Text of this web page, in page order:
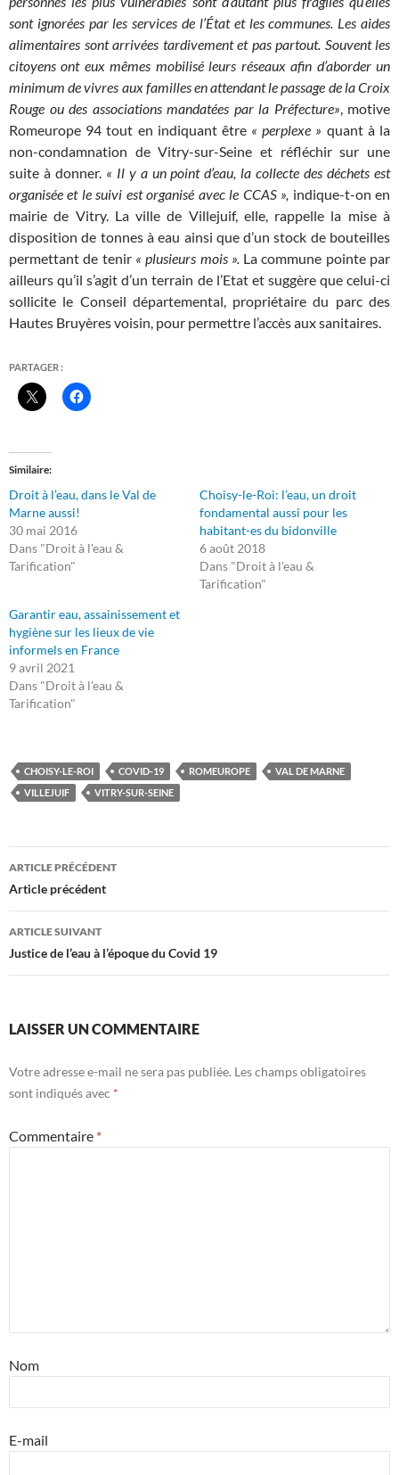
sont ignorées par les services de l’État et les communes. Les aides
alimentaires sont arrivées tardivement et pas partout. Souvent les
citoyens ont eux mêmes mobilisé leurs réseaux afin d’aborder un
minimum de vivres aux familles en attendant le passage de la Croix
Rouge ou des associations mandatées par la Préfecture», motive
Romeurope 94 tout en indiquant être« perplexe » quant à la
non-condamnation de Vitry-sur-Seine et réfléchir sur une
suite à donner.« Il y a un point d’eau, la collecte des déchets est
organisée et le suivi est organisé avec le CCAS », indique-t-on en
mairie de Vitry. La ville de Villejuif, elle, rappelle la mise à
disposition de tonnes à eau ainsi que d’un stock de bouteilles
permettant de tenir « plusieurs mois ».La commune pointe par
ailleurs qu’il s’agit d’un terrain de l’Etat et suggère que celui-ci
sollicite le Conseil départemental, propriétaire du parc des
Hautes Bruyères voisin, pour permettre l’accès aux sanitaires.
PARTAGER :
Similaire
Droit à l’eau, dans le Val de
Marne aussi!
30 mai 2016
Dans "Droit à l'eau &
Tarification"
Choisy-le-Roi: l’eau, un droit
fondamental aussi pour les
habitant-es du bidonville
6 août 2018
Dans "Droit à l'eau &
Tarification"
Garantir eau, assainissement et
hygiène sur les lieux de vie
informels en France
9 avril 2021
Dans "Droit à l'eau &
Tarification"
CHOISY-LE-ROI COVID-19 ROMEUROPE
VAL DE MARNE
VILLEJUIF
VITRY-SUR-SEINE
Navigation
des
articles
ARTICLE PRÉCÉDENT
Article précédent
ARTICLE SUIVANT
Justice de l’eau à l’époque du Covid 19
LAISSER UN COMMENTAIRE
Votre adresse e-mail ne sera pas publiée. Les champs obligatoires
sont indiqués avec *
Commentaire *
Nom
E-mail